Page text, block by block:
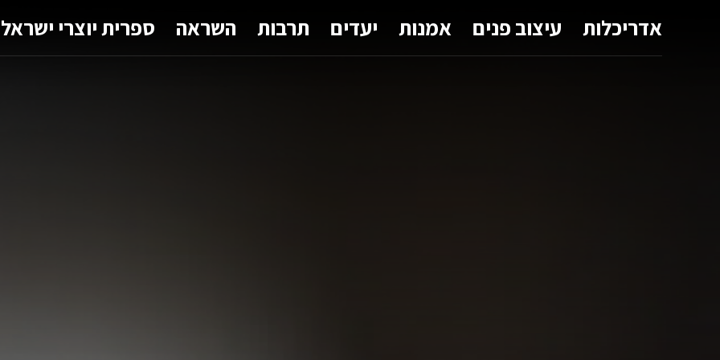
אדריכלות עיצוב פנים אמנות יעדים תרבות השראה ספרית יוצרי ישראל